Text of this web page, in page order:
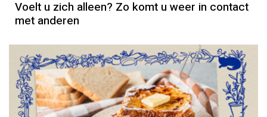
Voelt u zich alleen? Zo komt u weer in contact
met anderen